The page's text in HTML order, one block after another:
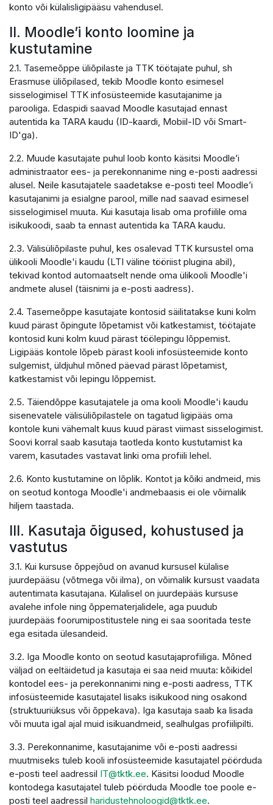
konto või külalisligipääsu vahendusel.
II. Moodle’i konto loomine ja
kustutamine
2.1. Tasemeõppe üliõpilaste ja TTK töötajate puhul, sh
Erasmuse üliõpilased, tekib Moodle konto esimesel
sisselogimisel TTK infosüsteemide kasutajanime ja
parooliga. Edaspidi saavad Moodle kasutajad ennast
autentida ka TARA kaudu (ID-kaardi, Mobiil-ID või Smart-
ID'ga).
2.2. Muude kasutajate puhul loob konto käsitsi Moodle’i
administraator ees- ja perekonnanime ning e-posti aadressi
alusel. Neile kasutajatele saadetakse e-posti teel Moodle’i
kasutajanimi ja esialgne parool, mille nad saavad esimesel
sisselogimisel muuta. Kui kasutaja lisab oma profiilile oma
isikukoodi, saab ta ennast autentida ka TARA kaudu.
2.3. Välisüliõpilaste puhul, kes osalevad TTK kursustel oma
ülikooli Moodle'i kaudu (LTI väline tööriist plugina abil),
tekivad kontod automaatselt nende oma ülikooli Moodle'i
andmete alusel (täisnimi ja e-posti aadress).
2.4. Tasemeõppe kasutajate kontosid säilitatakse kuni kolm
kuud pärast õpingute lõpetamist või katkestamist, töötajate
kontosid kuni kolm kuud pärast töölepingu lõppemist.
Ligipääs kontole lõpeb pärast kooli infosüsteemide konto
sulgemist, üldjuhul mõned päevad pärast lõpetamist,
katkestamist või lepingu lõppemist.
2.5. Täiendõppe kasutajatele ja oma kooli Moodle'i kaudu
sisenevatele välisüliõpilastele on tagatud ligipääs oma
kontole kuni vähemalt kuus kuud pärast viimast sisselogimist.
Soovi korral saab kasutaja taotleda konto kustutamist ka
varem, kasutades vastavat linki oma profiili lehel.
2.6. Konto kustutamine on lõplik. Kontot ja kõiki andmeid, mis
on seotud kontoga Moodle'i andmebaasis ei ole võimalik
hiljem taastada.
III. Kasutaja õigused, kohustused ja
vastutus
3.1. Kui kursuse õppejõud on avanud kursusel külalise
juurdepääsu (võtmega või ilma), on võimalik kursust vaadata
autentimata kasutajana. Külalisel on juurdepääs kursuse
avalehe infole ning õppematerjalidele, aga puudub
juurdepääs foorumipostitustele ning ei saa sooritada teste
ega esitada ülesandeid.
3.2. Iga Moodle konto on seotud kasutajaprofiiliga. Mõned
väljad on eeltäidetud ja kasutaja ei saa neid muuta: kõikidel
kontodel ees- ja perekonnanimi ning e-posti aadress, TTK
infosüsteemide kasutajatel lisaks isikukood ning osakond
(struktuuriüksus või õppekava). Iga kasutaja saab ka lisada
või muuta igal ajal muid isikuandmeid, sealhulgas profiilipilti.
3.3. Perekonnanime, kasutajanime või e-posti aadressi
muutmiseks tuleb kooli infosüsteemide kasutajatel pöörduda
e-posti teel aadressil IT@tktk.ee. Käsitsi loodud Moodle
kontodega kasutajatel tuleb pöörduda Moodle toe poole e-
posti teel aadressil haridustehnoloogid@tktk.ee.